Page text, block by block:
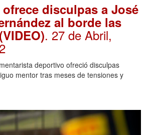
disculpas a José
al borde las
. 27 de Abril,
deportivo ofreció disculpas
mentor tras meses de tensiones y